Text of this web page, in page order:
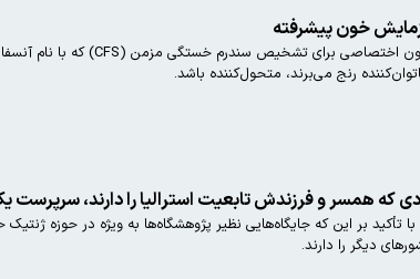
خون پیشرفته
رنج می‌برند، متحول‌کننده باشد.
که همسر و فرزندش تابعیت استرالیا را دارند،
کمیسیون اصل ۹۰ مجلس با تأکید بر این که جایگاه‌هایی نظیر پژوهشگاه‌ها به ویژه
دیگر را دارند.